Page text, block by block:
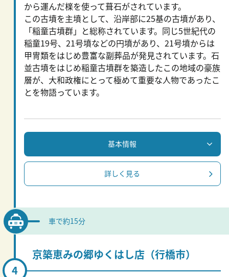
から運んだ檪を使って葺石がされています。
この古墳を主墳として、沿岸部に25基の古墳があり、
「稲童古墳群」と総称されています。同じ5世紀代の
稲童19号、21号墳などの円墳があり、21号墳からは
甲冑類をはじめ豊富な副葬品が発見されています。石
並古墳をはじめ稲童古墳群を築造したこの地域の豪族
層が、大和政権にとって極めて重要な人物であったこ
とを物語っています。
基本情報
詳しく見る
車で約15分
京築恵みの郷ゆくはし店（行橋市）